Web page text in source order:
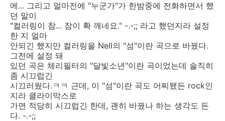
에... 그리고 얼마전에 "누군가"가 한밤중에 전화하면서 했
던 말이
"컬러링이 참... 잠이 확 깨네요." -.-;; 라고 했던지라 설정
한 지 얼마
안되긴 했지만 컬러링을 Nell의 "섬"이란 곡으로 바꿨다.
그전에 설정 돼
있던 곡은 체리필터의 "달빛소년"이란 곡이었는데 솔직히
좀 시끄럽긴
시끄러웠다.ㅋㅋ 근데, 이 "섬"이란 곡도 어찌됐든 rock인
지라 클라이막스로
가면 적당히 시끄럽긴 한데, 괜히 바꿨나 하는 생각도 든
다. -.-;;